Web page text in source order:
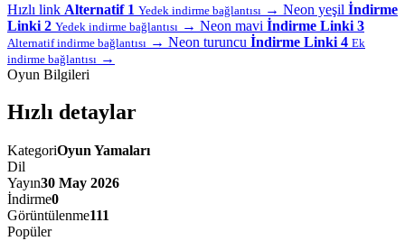
Hızlı link Alternatif 1 Yedek indirme bağlantısı → Neon yeşil İndirme
Linki 2 Yedek indirme bağlantısı → Neon mavi İndirme Linki 3
Alternatif indirme bağlantısı → Neon turuncu İndirme Linki 4 Ek
indirme bağlantısı →
Oyun Bilgileri
Hızlı detaylar
KategoriOyun Yamaları
Dil
Yayın30 May 2026
İndirme0
Görüntülenme111
Popüler